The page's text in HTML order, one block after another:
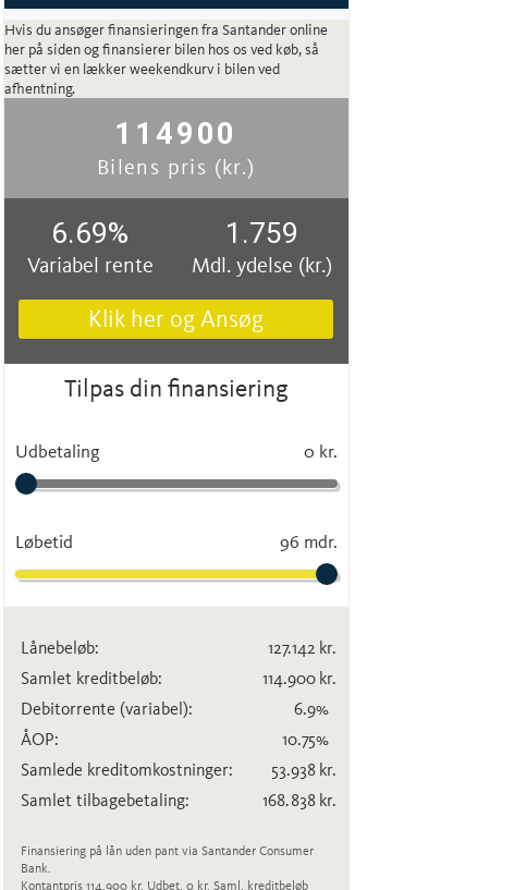
Hvis du ansøger finansieringen fra Santander online
her på siden og finansierer bilen hos os ved køb, så
sætter vi en lækker weekendkurv i bilen ved
afhentning.
114900
Bilens pris (kr.)
6.69%
Variabel rente
1.759
Mdl. ydelse (kr.)
Klik her og Ansøg
Tilpas din finansiering
Udbetaling 0 kr.
Løbetid 96 mdr.
Lånebeløb: 127.142 kr.
Samlet kreditbeløb:
114.900 kr.
Debitorrente (variabel): 6.9%
ÅOP:
10.75%
Samlede kreditomkostninger:
53.938 kr.
Samlet tilbagebetaling:
168.838 kr.
Finansiering på lån uden pant via Santander Consumer
Bank.
Kontantpris 114.900 kr. Udbet. 0 kr. Saml. kreditbeløb